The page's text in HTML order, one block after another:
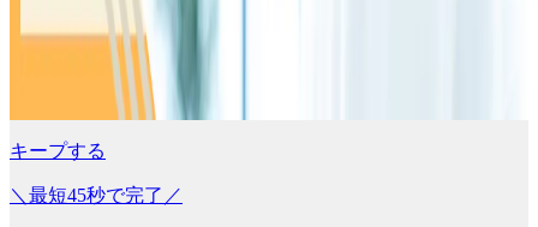
キープする
＼最短45秒で完了／